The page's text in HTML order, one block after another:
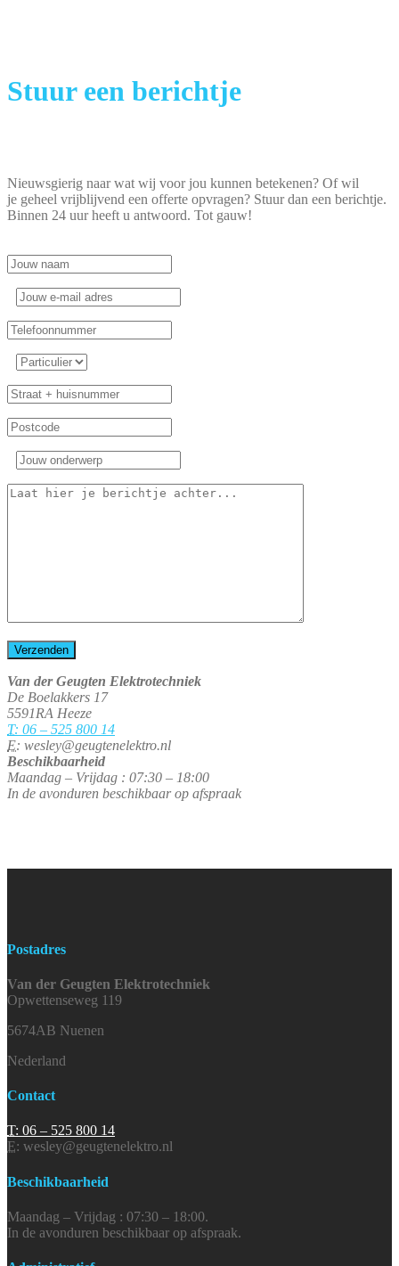
Stuur een berichtje
Nieuwsgierig naar wat wij voor jou kunnen betekenen? Of wil
je geheel vrijblijvend een offerte opvragen? Stuur dan een berichtje.
Binnen 24 uur heeft u antwoord. Tot gauw!
Van der Geugten Elektrotechniek
De Boelakkers 17
5591RA Heeze
T: 06 – 525 800 14
E: wesley@geugtenelektro.nl
Beschikbaarheid
Maandag – Vrijdag : 07:30 – 18:00
In de avonduren beschikbaar op afspraak
Postadres
Van der Geugten Elektrotechniek
Opwettenseweg 119
5674AB Nuenen
Nederland
Contact
T: 06 – 525 800 14
E: wesley@geugtenelektro.nl
Beschikbaarheid
Maandag – Vrijdag : 07:30 – 18:00.
In de avonduren beschikbaar op afspraak.